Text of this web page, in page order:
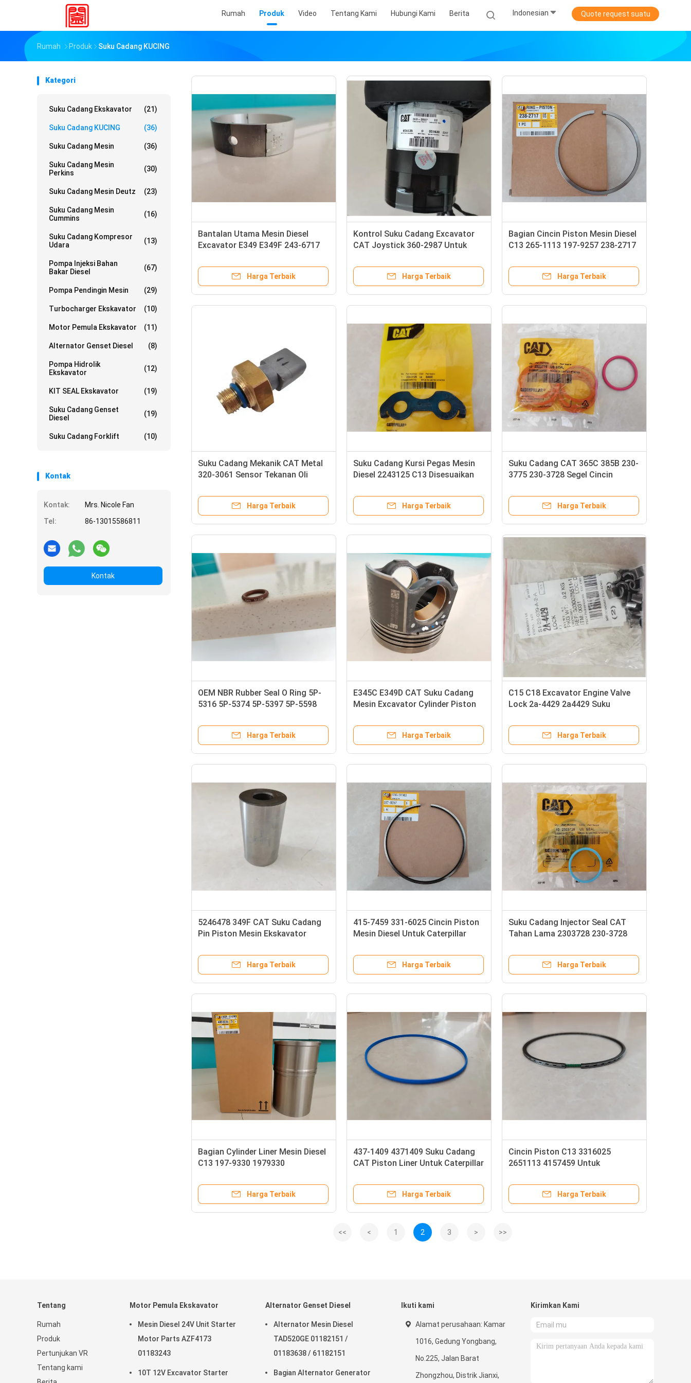
Rumah Produk Video Tentang Kami Hubungi Kami Berita Indonesian Quote request suatu
Rumah Produk Suku Cadang KUCING
Kategori
Suku Cadang Ekskavator (21)
Suku Cadang KUCING (36)
Suku Cadang Mesin (36)
Suku Cadang Mesin
Perkins
(30)
Suku Cadang Mesin Deutz (23)
Suku Cadang Mesin
Cummins
(16)
Suku Cadang Kompresor
Udara
(13)
Pompa Injeksi Bahan
Bakar Diesel
(67)
Pompa Pendingin Mesin (29)
Turbocharger Ekskavator (10)
Motor Pemula Ekskavator (11)
Alternator Genset Diesel (8)
Pompa Hidrolik
Ekskavator
(12)
KIT SEAL Ekskavator (19)
Suku Cadang Genset
Diesel
(19)
Suku Cadang Forklift (10)
Kontak
Kontak:
Mrs. Nicole Fan
Tel:
86-13015586811
Kontak
Bantalan Utama Mesin Diesel
Excavator E349 E349F 243-6717
Harga Terbaik
Kontrol Suku Cadang Excavator
CAT Joystick 360-2987 Untuk
Harga Terbaik
Bagian Cincin Piston Mesin Diesel
C13 265-1113 197-9257 238-2717
Harga Terbaik
Suku Cadang Mekanik CAT Metal
320-3061 Sensor Tekanan Oli
Harga Terbaik
Suku Cadang Kursi Pegas Mesin
Diesel 2243125 C13 Disesuaikan
Harga Terbaik
Suku Cadang CAT 365C 385B 230-
3775 230-3728 Segel Cincin
Harga Terbaik
OEM NBR Rubber Seal O Ring 5P-
5316 5P-5374 5P-5397 5P-5598
Harga Terbaik
E345C E349D CAT Suku Cadang
Mesin Excavator Cylinder Piston
Harga Terbaik
C15 C18 Excavator Engine Valve
Lock 2a-4429 2a4429 Suku
Harga Terbaik
5246478 349F CAT Suku Cadang
Pin Piston Mesin Ekskavator
Harga Terbaik
415-7459 331-6025 Cincin Piston
Mesin Diesel Untuk Caterpillar
Harga Terbaik
Suku Cadang Injector Seal CAT
Tahan Lama 2303728 230-3728
Harga Terbaik
Bagian Cylinder Liner Mesin Diesel
C13 197-9330 1979330
Harga Terbaik
437-1409 4371409 Suku Cadang
CAT Piston Liner Untuk Caterpillar
Harga Terbaik
Cincin Piston C13 3316025
2651113 4157459 Untuk
Harga Terbaik
<< < 1 2 3 > >>
Tentang
Rumah
Produk
Pertunjukan VR
Tentang kami
Motor Pemula Ekskavator
Mesin Diesel 24V Unit Starter
Motor Parts AZF4173
01183243
10T 12V Excavator Starter
Alternator Genset Diesel
Alternator Mesin Diesel
TAD520GE 01182151 /
01183638 / 61182151
Bagian Alternator Generator
Ikuti kami
Alamat perusahaan: Kamar
1016, Gedung Yongbang,
No.225, Jalan Barat
Zhongzhou, Distrik Jianxi,
Kirimkan Kami